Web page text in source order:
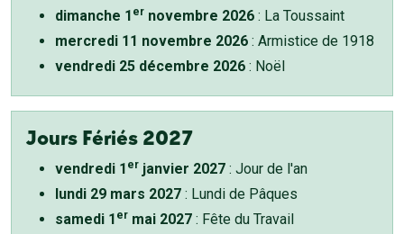
dimanche 1 er novembre 2026 : La Toussaint
mercredi 11 novembre 2026 : Armistice de 1918
vendredi 25 décembre 2026 : Noël
Jours Fériés 2027
vendredi 1 er janvier 2027 : Jour de l'an
lundi 29 mars 2027 : Lundi de Pâques
samedi 1 er mai 2027 : Fête du Travail